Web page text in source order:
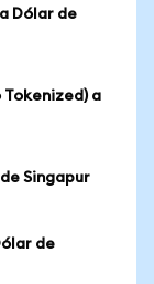
Dólar de
Tokenized) a
Singapur
de